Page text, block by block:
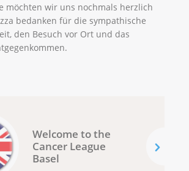
möchten wir uns nochmals herzlich
bedanken für die sympathische
den Besuch vor Ort und das
Welcome to the
Cancer League
Basel